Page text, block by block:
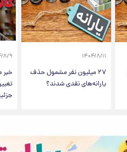
۱۴۰۴/۸/۱۱
۲۷ میلیون نفر مشمول حذف
یارانه‌های نقدی شدند؟
خبر